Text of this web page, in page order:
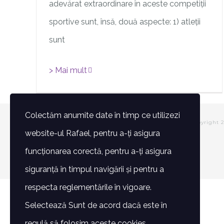
adevărat extraordinare în aceste competiții
sportive sunt, însă, două aspecte: 1) atleții
sunt
> Mai mult
© Copyright
Colectăm anumite date în timp ce utilizezi
website-ul Rafael, pentru a-ți asigura
funcționarea corectă, pentru a-ți asigura
siguranță în timpul navigării și pentru a
respecta reglementările în vigoare.
Selectează Sunt de acord dacă este în